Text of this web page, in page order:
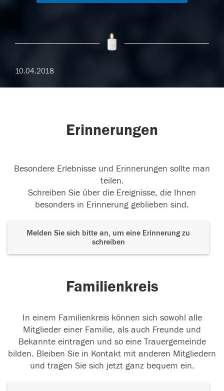
10.04.2018
Erinnerungen
Besondere Erlebnisse und Erinnerungen sollte man
teilen.
Schreiben Sie über die Ereignisse, die Ihnen
besonders in Erinnerung geblieben sind.
Melden Sie sich bitte an, um eine Erinnerung zu
schreiben
Familienkreis
In einem Familienkreis können sich sowohl alle
Mitglieder einer Familie, als auch Freunde und
Bekannte eintragen und so eine Trauergemeinde
bilden. Bleiben Sie in Kontakt mit anderen Mitgliedern
und tragen Sie sich jetzt ganz bequem ein.